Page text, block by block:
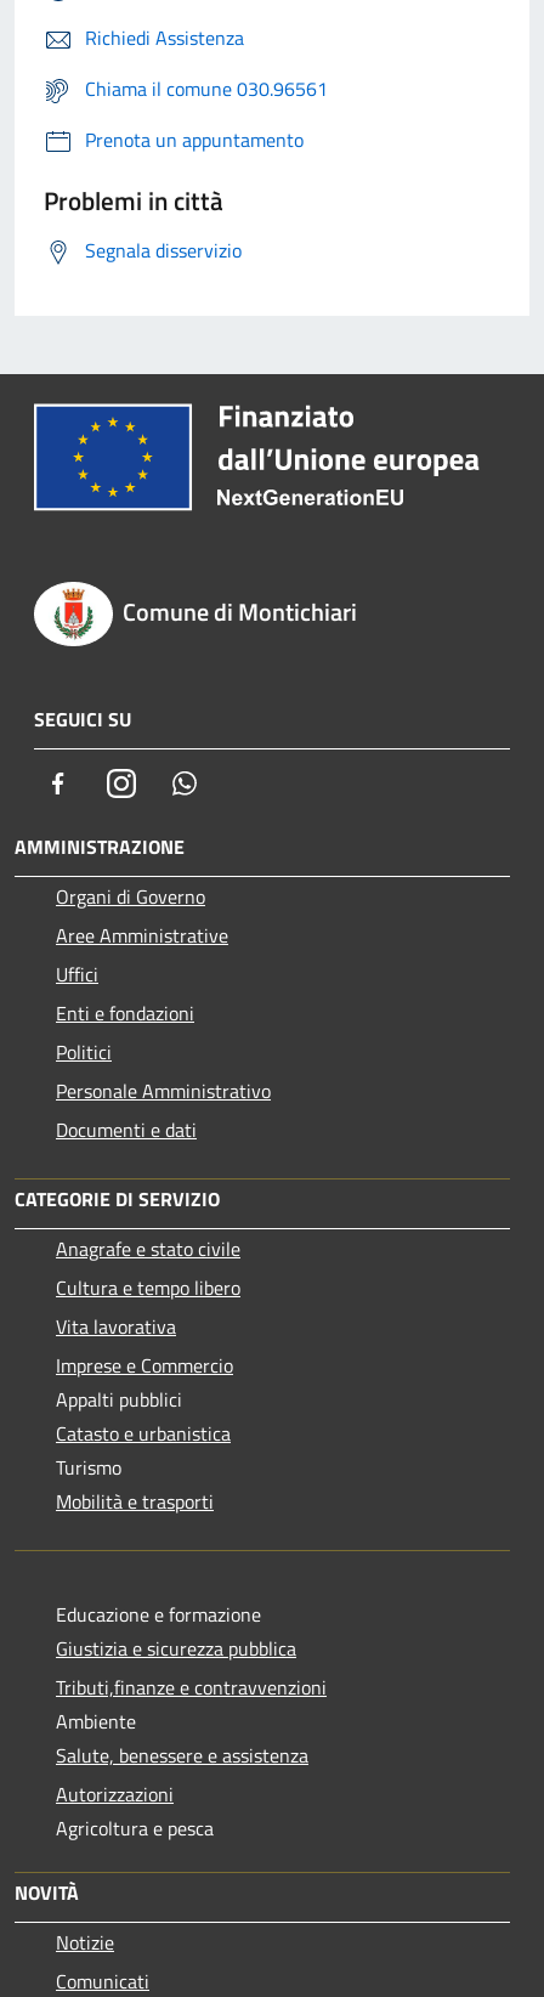
Richiedi Assistenza
Chiama il comune 030.96561
Prenota un appuntamento
Problemi in città
Segnala disservizio
Comune di Montichiari
SEGUICI SU
FacebookInstagram
AMMINISTRAZIONE
Organi di Governo
Aree Amministrative
Uffici
Enti e fondazioni
Politici
Personale Amministrativo
Documenti e dati
CATEGORIE DI SERVIZIO
Anagrafe e stato civile
Cultura e tempo libero
Vita lavorativa
Imprese e Commercio
Appalti pubblici
Catasto e urbanistica
Turismo
Mobilità e trasporti
Educazione e formazione
Giustizia e sicurezza pubblica
Tributi,finanze e contravvenzioni
Ambiente
Salute, benessere e assistenza
Autorizzazioni
Agricoltura e pesca
NOVITÀ
Notizie
Comunicati